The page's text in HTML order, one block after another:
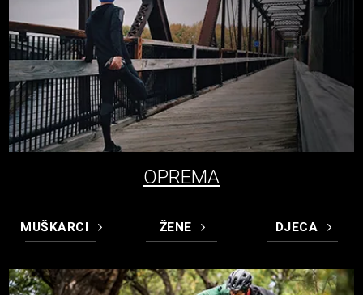
OPREMA
MUŠKARCI ŽENE DJECA